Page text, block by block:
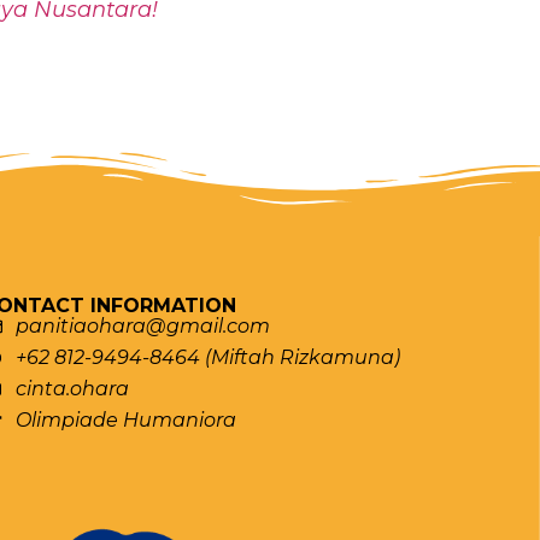
Nusantara!
INFORMATION
panitiaohara@gmail.com
+62 812-9494-8464 (Miftah Rizkamuna)
cinta.ohara
Olimpiade Humaniora